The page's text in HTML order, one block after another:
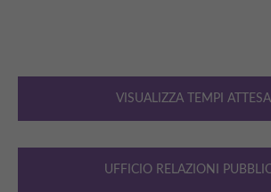
VISUALIZZA TEMPI ATTESA
UFFICIO RELAZIONI